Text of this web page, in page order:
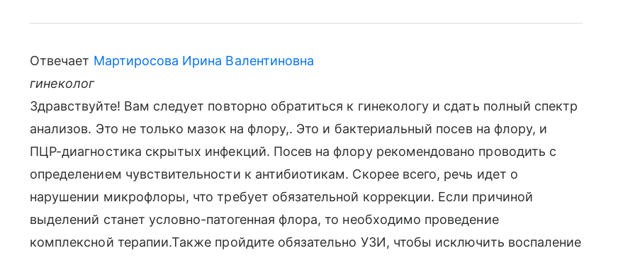
Отвечает Мартиросова Ирина Валентиновна
гинеколог
Здравствуйте! Вам следует повторно обратиться к гинекологу и сдать полный спектр
анализов. Это не только мазок на флору,. Это и бактериальный посев на флору, и
ПЦР-диагностика скрытых инфекций. Посев на флору рекомендовано проводить с
определением чувствительности к антибиотикам. Скорее всего, речь идет о
нарушении микрофлоры, что требует обязательной коррекции. Если причиной
выделений станет условно-патогенная флора, то необходимо проведение
комплексной терапии.Также пройдите обязательно УЗИ, чтобы исключить воспаление